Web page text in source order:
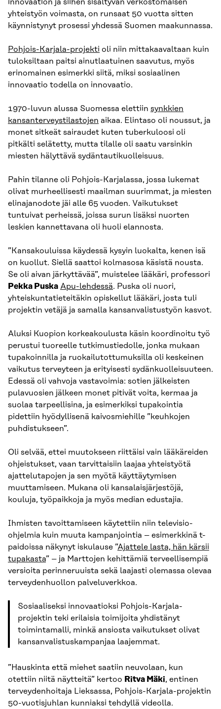
innovaation ja siihen sisältyvän verkostomaisen
yhteistyön voimasta, on runsaat 50 vuotta sitten
käynnistynyt prosessi yhdessä Suomen maakunnassa.
Pohjois-Karjala-projekti oli niin mittakaavaltaan kuin
tuloksiltaan paitsi ainutlaatuinen saavutus, myös
erinomainen esimerkki siitä, miksi sosiaalinen
innovaatio todella on innovaatio.
1970-luvun alussa Suomessa elettiin synkkien
kansanterveystilastojen aikaa. Elintaso oli noussut, ja
monet sitkeät sairaudet kuten tuberkuloosi oli
pitkälti selätetty, mutta tilalle oli saatu varsinkin
miesten hälyttävä sydäntautikuolleisuus.
Pahin tilanne oli Pohjois-Karjalassa, jossa lukemat
olivat murheellisesti maailman suurimmat, ja miesten
elinajanodote jäi alle 65 vuoden. Vaikutukset
tuntuivat perheissä, joissa surun lisäksi nuorten
leskien kannettavana oli huoli elannosta.
”Kansakouluissa käydessä kysyin luokalta, kenen isä
on kuollut. Siellä saattoi kolmasosa käsistä nousta.
Se oli aivan järkyttävää”, muistelee lääkäri, professori
Pekka Puska Apu-lehdessä. Puska oli nuori,
yhteiskuntatieteitäkin opiskellut lääkäri, josta tuli
projektin vetäjä ja samalla kansanvalistustyön kasvot.
Aluksi Kuopion korkeakoulusta käsin koordinoitu työ
perustui tuoreelle tutkimustiedolle, jonka mukaan
tupakoinnilla ja ruokailutottumuksilla oli keskeinen
vaikutus terveyteen ja erityisesti sydänkuolleisuuteen.
Edessä oli vahvoja vastavoimia: sotien jälkeisten
pulavuosien jälkeen monet pitivät voita, kermaa ja
suolaa tarpeellisina, ja esimerkiksi tupakointia
pidettiin hyödyllisenä kaivosmiehille ”keuhkojen
puhdistukseen”.
Oli selvää, ettei muutokseen riittäisi vain lääkäreiden
ohjeistukset, vaan tarvittaisiin laajaa yhteistyötä
ajattelutapojen ja sen myötä käyttäytymisen
muuttamiseen. Mukana oli kansalaisjärjestöjä,
kouluja, työpaikkoja ja myös median edustajia.
Ihmisten tavoittamiseen käytettiin niin televisio-
ohjelmia kuin muuta kampanjointia – esimerkkinä t-
paidoissa näkynyt iskulause ”Ajattele lasta, hän kärsii
tupakasta” – ja Marttojen kehittämiä terveellisempiä
versioita perinneruuista sekä laajasti olemassa olevaa
terveydenhuollon palveluverkkoa.
Sosiaaliseksi innovaatioksi Pohjois-Karjala-
projektin teki erilaisia toimijoita yhdistänyt
toimintamalli, minkä ansiosta vaikutukset olivat
kansanvalistuskampanjaa laajemmat.
”Hauskinta että miehet saatiin neuvolaan, kun
otettiin niitä näytteitä” kertoo Ritva Mäki, entinen
terveydenhoitaja Lieksassa, Pohjois-Karjala-projektin
50-vuotisjuhlan kunniaksi tehdyllä videolla.